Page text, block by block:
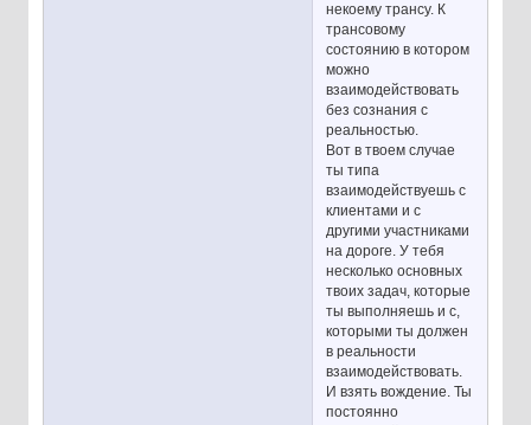
некоему трансу. К
трансовому
состоянию в котором
можно
взаимодействовать
без сознания с
реальностью.
Вот в твоем случае
ты типа
взаимодействуешь с
клиентами и с
другими участниками
на дороге. У тебя
несколько основных
твоих задач, которые
ты выполняешь и с,
которыми ты должен
в реальности
взаимодействовать.
И взять вождение. Ты
постоянно